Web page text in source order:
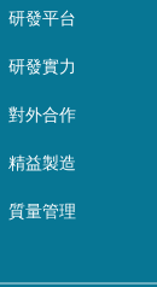
研發平台
研發實力
對外合作
精益製造
質量管理